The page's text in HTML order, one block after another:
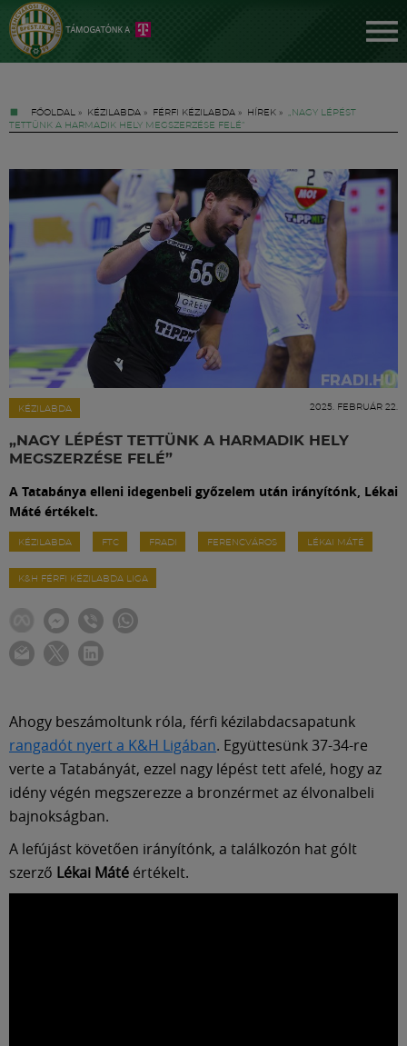
FŐOLDAL » KÉZILABDA » FÉRFI KÉZILABDA » HÍREK » „NAGY LÉPÉST
TETTÜNK A HARMADIK HELY MEGSZERZÉSE FELÉ”
KÉZILABDA 2025. FEBRUÁR 22.
„NAGY LÉPÉST TETTÜNK A HARMADIK HELY
MEGSZERZÉSE FELÉ”
A Tatabánya elleni idegenbeli győzelem után irányítónk, Lékai
Máté értékelt.
KÉZILABDA FTC FRADI FERENCVÁROS LÉKAI MÁTÉ
K&H FÉRFI KÉZILABDA LIGA
Ahogy beszámoltunk róla, férfi kézilabdacsapatunk
rangadót nyert a K&H Ligában. Együttesünk 37-34-re
verte a Tatabányát, ezzel nagy lépést tett afelé, hogy az
idény végén megszerezze a bronzérmet az élvonalbeli
bajnokságban.
A lefújást követően irányítónk, a találkozón hat gólt
szerző Lékai Máté értékelt.
Jegyek
FM YouTube +
Hírek
Labdarúgás
Meccscenter
Klub
Szolgáltatások
Közösség
Múzeum
English